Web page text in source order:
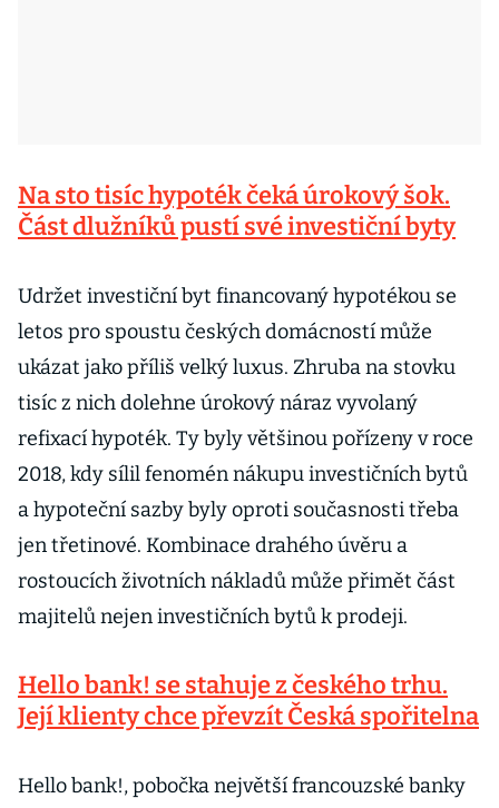
Na sto tisíc hypoték čeká úrokový šok.
Část dlužníků pustí své investiční byty
Udržet investiční byt financovaný hypotékou se
letos pro spoustu českých domácností může
ukázat jako příliš velký luxus. Zhruba na stovku
tisíc z nich dolehne úrokový náraz vyvolaný
refixací hypoték. Ty byly většinou pořízeny v roce
2018, kdy sílil fenomén nákupu investičních bytů
a hypoteční sazby byly oproti současnosti třeba
jen třetinové. Kombinace drahého úvěru a
rostoucích životních nákladů může přimět část
majitelů nejen investičních bytů k prodeji.
Hello bank! se stahuje z českého trhu.
Její klienty chce převzít Česká spořitelna
Hello bank!, pobočka největší francouzské banky